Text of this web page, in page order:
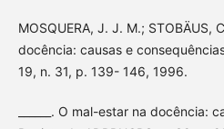
MOSQUERA, J. J. M.; STOBÄUS,
docência: causas e
19, n. 31, p. 139- 146, 1996.
______. O mal-estar na docência: